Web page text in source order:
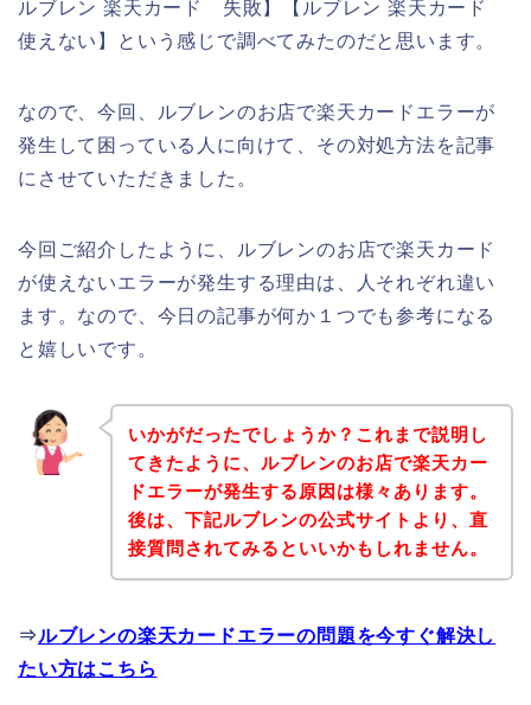
ルブレン 楽天カード 失敗】【ルブレン 楽天カード
使えない】という感じで調べてみたのだと思います。
なので、今回、ルブレンのお店で楽天カードエラーが
発生して困っている人に向けて、その対処方法を記事
にさせていただきました。
今回ご紹介したように、ルブレンのお店で楽天カード
が使えないエラーが発生する理由は、人それぞれ違い
ます。なので、今日の記事が何か１つでも参考になる
と嬉しいです。
いかがだったでしょうか？これまで説明し
てきたように、ルブレンのお店で楽天カー
ドエラーが発生する原因は様々あります。
後は、下記ルブレンの公式サイトより、直
接質問されてみるといいかもしれません。
⇒ルブレンの楽天カードエラーの問題を今すぐ解決し
たい方はこちら